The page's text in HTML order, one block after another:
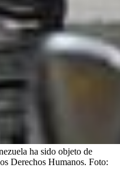
ha sido objeto de
Derechos Humanos. Foto: